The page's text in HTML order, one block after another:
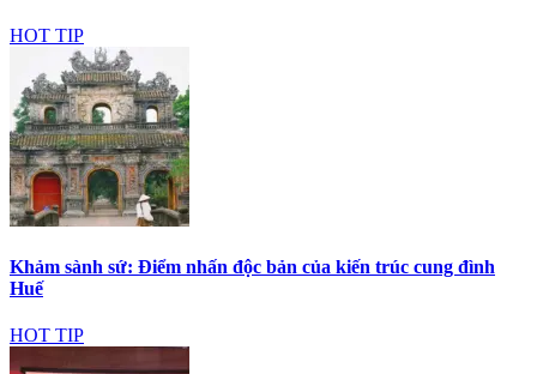
HOT TIP
Khảm sành sứ: Điểm nhấn độc bản của kiến trúc cung đình
Huế
HOT TIP